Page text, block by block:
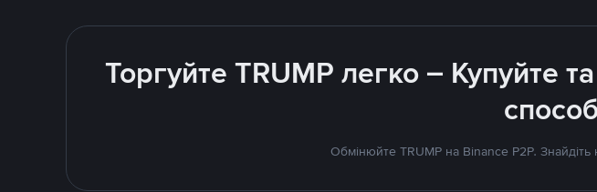
Торгуйте TRUMP легко – Купуйте
Обмінюйте TRUMP на Binance P2P.